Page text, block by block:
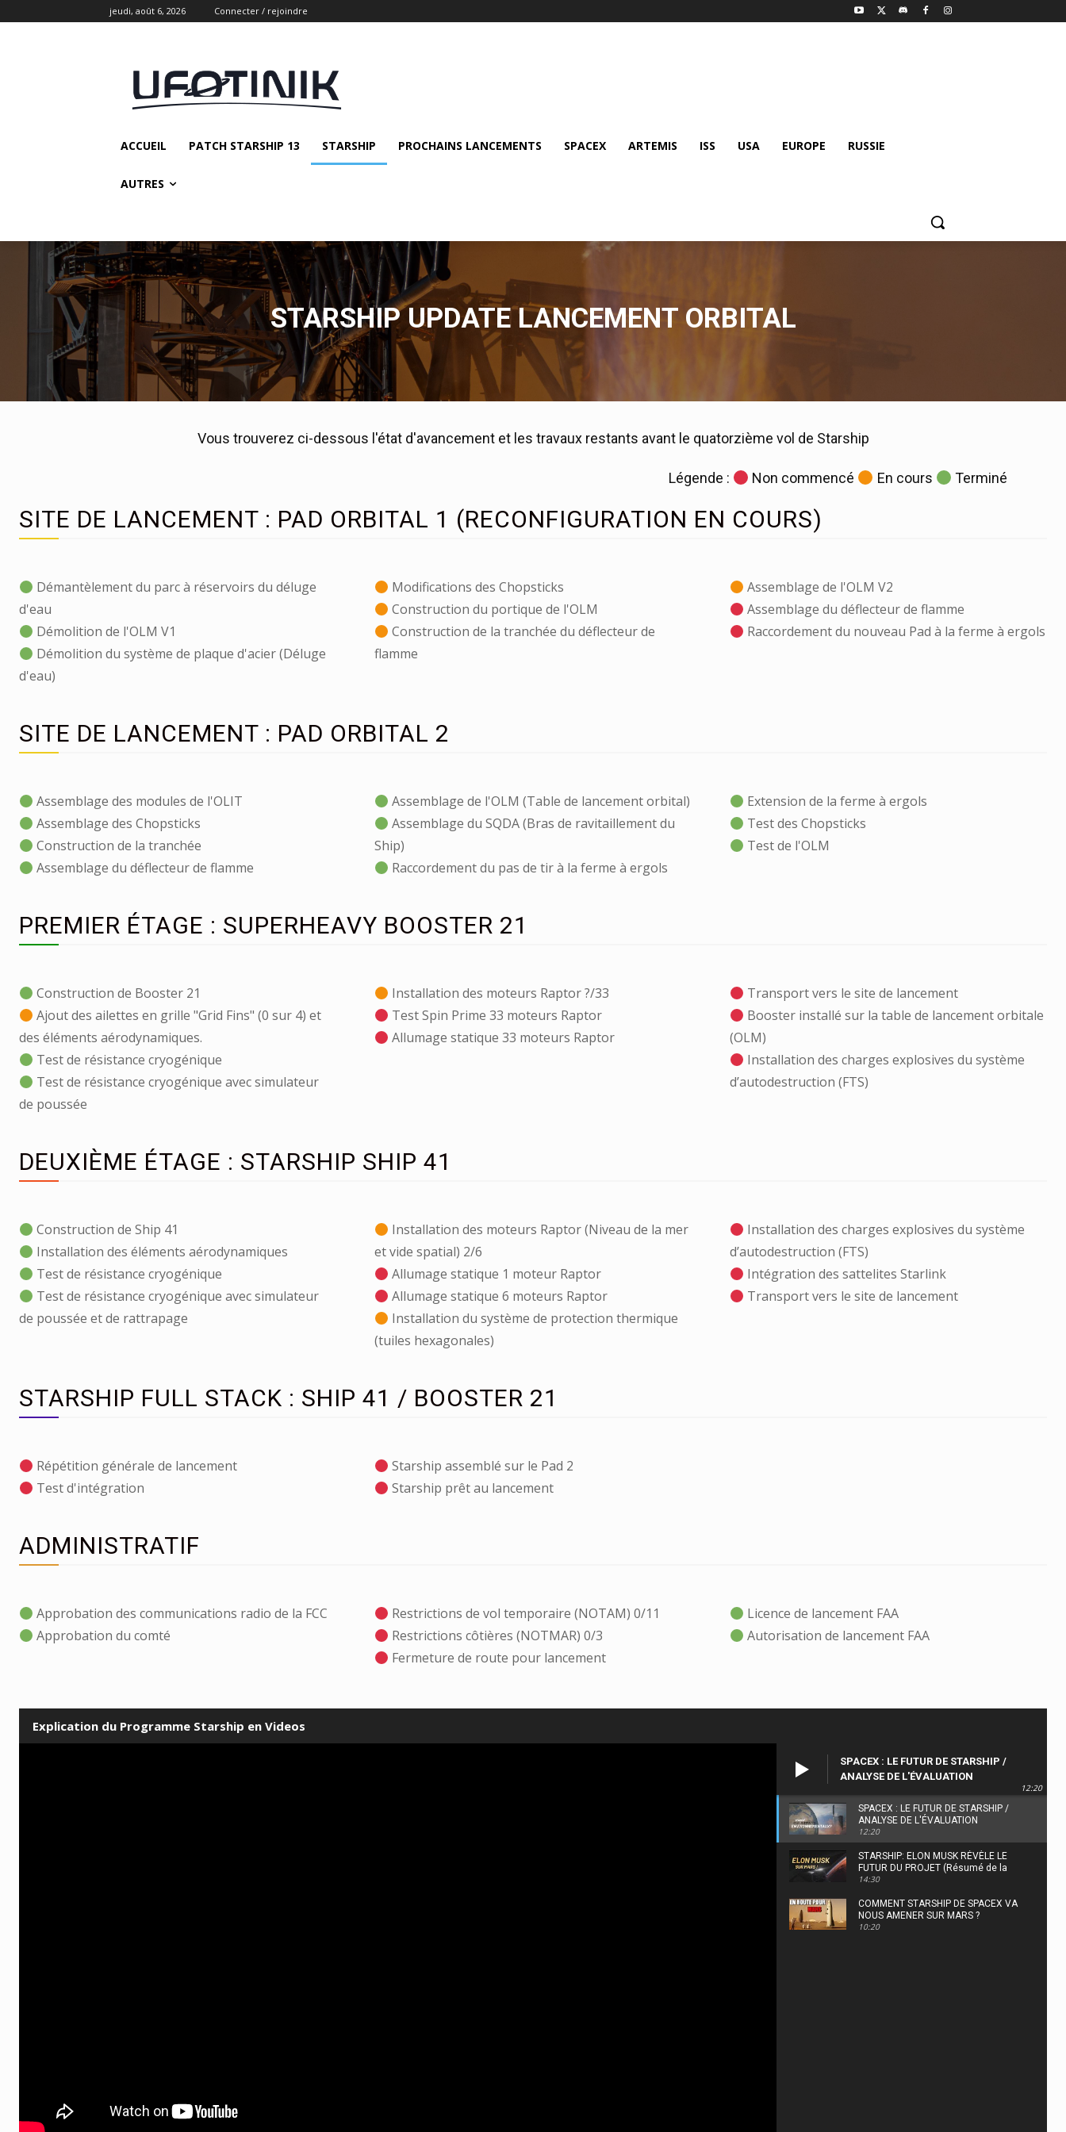
jeudi, août 6, 2026 Connecter / rejoindre
ACCUEIL PATCH STARSHIP 13 STARSHIP PROCHAINS LANCEMENTS SPACEX ARTEMIS ISS USA EUROPE RUSSIE
AUTRES
STARSHIP UPDATE LANCEMENT ORBITAL
Vous trouverez ci-dessous l'état d'avancement et les travaux restants avant le quatorzième vol de Starship
Légende : Non commencé En cours Terminé
SITE DE LANCEMENT : PAD ORBITAL 1 (RECONFIGURATION EN COURS)
Démantèlement du parc à réservoirs du déluge
d'eau
Démolition de l'OLM V1
Démolition du système de plaque d'acier (Déluge
d'eau)
Modifications des Chopsticks
Construction du portique de l'OLM
Construction de la tranchée du déflecteur de
flamme
Assemblage de l'OLM V2
Assemblage du déflecteur de flamme
Raccordement du nouveau Pad à la ferme à ergols
SITE DE LANCEMENT : PAD ORBITAL 2
Assemblage des modules de l'OLIT
Assemblage des Chopsticks
Construction de la tranchée
Assemblage du déflecteur de flamme
Assemblage de l'OLM (Table de lancement orbital)
Assemblage du SQDA (Bras de ravitaillement du
Ship)
Raccordement du pas de tir à la ferme à ergols
Extension de la ferme à ergols
Test des Chopsticks
Test de l'OLM
PREMIER ÉTAGE : SUPERHEAVY BOOSTER 21
Construction de Booster 21
Ajout des ailettes en grille "Grid Fins" (0 sur 4) et
des éléments aérodynamiques.
Test de résistance cryogénique
Test de résistance cryogénique avec simulateur
de poussée
Installation des moteurs Raptor ?/33
Test Spin Prime 33 moteurs Raptor
Allumage statique 33 moteurs Raptor
Transport vers le site de lancement
Booster installé sur la table de lancement orbitale
(OLM)
Installation des charges explosives du système
d’autodestruction (FTS)
DEUXIÈME ÉTAGE : STARSHIP SHIP 41
Construction de Ship 41
Installation des éléments aérodynamiques
Test de résistance cryogénique
Test de résistance cryogénique avec simulateur
de poussée et de rattrapage
Installation des moteurs Raptor (Niveau de la mer
et vide spatial) 2/6
Allumage statique 1 moteur Raptor
Allumage statique 6 moteurs Raptor
Installation du système de protection thermique
(tuiles hexagonales)
Installation des charges explosives du système
d’autodestruction (FTS)
Intégration des sattelites Starlink
Transport vers le site de lancement
STARSHIP FULL STACK : SHIP 41 / BOOSTER 21
Répétition générale de lancement
Test d'intégration
Starship assemblé sur le Pad 2
Starship prêt au lancement
ADMINISTRATIF
Approbation des communications radio de la FCC
Approbation du comté
Restrictions de vol temporaire (NOTAM) 0/11
Restrictions côtières (NOTMAR) 0/3
Fermeture de route pour lancement
Licence de lancement FAA
Autorisation de lancement FAA
Explication du Programme Starship en Videos
SPACEX : LE FUTUR DE STARSHIP /
ANALYSE DE L'ÉVALUATION
12:20
SPACEX : LE FUTUR DE STARSHIP /
ANALYSE DE L'ÉVALUATION
ENVIRONNEMENTALE DE LA FAA
12:20
STARSHIP: ELON MUSK RÉVÈLE LE
FUTUR DU PROJET (Résumé de la
conférence Starship)
14:30
COMMENT STARSHIP DE SPACEX VA
NOUS AMENER SUR MARS ?
10:20